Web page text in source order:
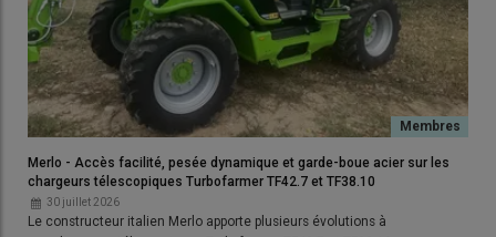
Un battage plus doux avec les cultures
vertes
Mais le colza est loin d’être la seule culture à trouver un intérêt
dans la moisson décomposée.
« Une majorité des cultures que
je coupe à la faucheuse andaineuse sont destinées aux
semences
», résume Joël Coureau. Essentiels à la certification,
l’homogénéité de la récolte, notamment en termes de taux de
matière sèche, et le meilleur pouvoir germinatif sont les atouts
appréciés par les firmes semencières. Lorsque la récolte est
Merlo - Accès facilité, pesée dynamique et garde-boue acier sur les
chargeurs télescopiques Turbofarmer TF42.7 et TF38.10
30 juillet 2026
Le constructeur italien Merlo apporte plusieurs évolutions à